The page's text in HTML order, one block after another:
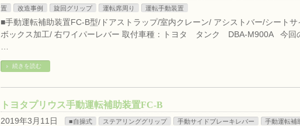
置
改造事例 旋回グリップ 運転席周り 運転手動装置
■手動運転補助装置FC-B型/ドアストラップ/室内クレーン/ アシストバー/シート
ボックス加工/ 右ワイパーレバー 取付車種：トヨタ タンク DBA-M900A 今回
続きを読む
トヨタプリウス手動運転補助装置FC-B
2019年3月11日 ■自操式 ステアリンググリップ 手動サイドブレーキレバー 手動運転補